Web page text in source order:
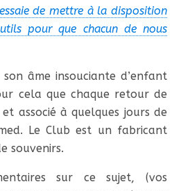
de mettre à la disposition
pour que chacun de nous
âme insouciante d’enfant
cela que chaque retour de
associé à quelques jours de
Le Club est un fabricant
souvenirs.
sur ce sujet, (vos